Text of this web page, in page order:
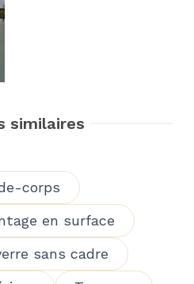
similaires
corps
en surface
sans cadre